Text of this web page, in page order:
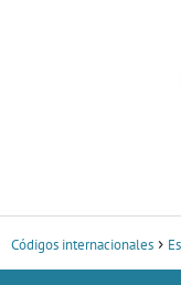
Códigos internacionales